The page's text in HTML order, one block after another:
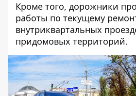
Кроме того, дорожники
работы по текущему
внутриквартальных
придомовых территорий.